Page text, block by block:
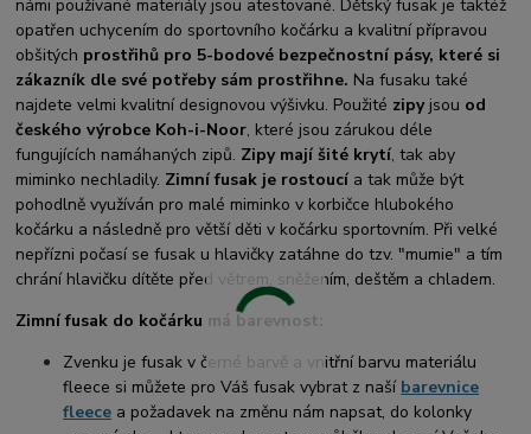
námi používané materiály jsou atestované. Dětský fusak je taktéž
opatřen uchycením do sportovního kočárku a kvalitní přípravou
obšitých prostřihů pro 5-bodové bezpečnostní pásy, které si
zákazník dle své potřeby sám prostřihne. Na fusaku také
najdete velmi kvalitní designovou výšivku. Použité zipyjsou od
českého výrobce Koh-i-Noor, které jsou zárukou déle
fungujících namáhaných zipů. Zipy mají šité krytí, tak aby
miminko nechladily. Zimní fusak je rostoucí a tak může být
pohodlně využíván pro malé miminko v korbičce hlubokého
kočárku a následně pro větší děti v kočárku sportovním. Při velké
nepřízni počasí se fusak u hlavičky zatáhne do tzv. "mumie" a tím
chrání hlavičku dítěte před větrem, sněžením, deštěm a chladem.
Zimní fusak do kočárku má barevnost:
Zvenku je fusak v černé barvě a vnitřní barvu materiálu
fleece si můžete pro Váš fusak vybrat z naší barevnice
fleece a požadavek na změnu nám napsat, do kolonky